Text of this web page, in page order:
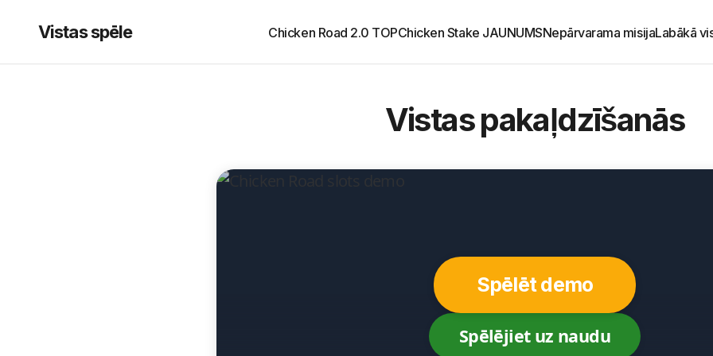
Vistas spēle Chicken Road 2.0 TOPChicken Stake JAUNUMSNepārvarama misijaLabākā
Vistas pakaļdzīšanās
Spēlēt demo
Spēlējiet uz naudu